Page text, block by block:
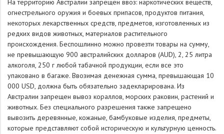
На территорию Австралии запрещен ввоз: наркотических веществ,
огнестрельного оружия и боевых припасов, продуктов питания,
некоторых лекарственных средств, предметов, изготовленных из
редких видов животных, материалов растительного
происхождения. Беспошлинно можно провезти товары на сумму,
не превышающую 900 австралийских долларов (AUD), 2, 25 литра
алкоголя, 250 г любой табачной продукции, если все это
упаковано в багаже. Ввозимая денежная сумма, превышающая 10
000 USD, должна быть обязательно задекларирована. Из
Австралии запрещен вывоз кораллов, морских раковин, растений и
животных. Без специального разрешения также запрещено
вывозить деревянные, кожаные, бамбуковые изделия, предметы,
которые представляют собой историческую и культурную ценность.